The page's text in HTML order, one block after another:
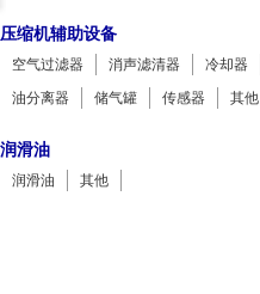
压缩机辅助设备
空气过滤器 消声滤清器 冷却器
油分离器
储气罐 传感器 其他
润滑油
润滑油 其他